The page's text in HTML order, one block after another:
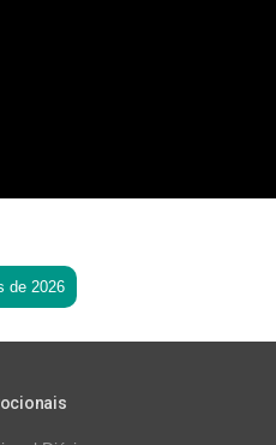
de 2026